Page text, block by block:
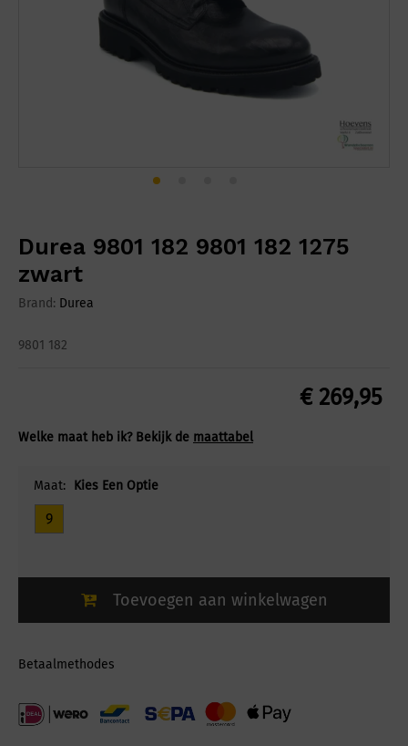
Durea 9801 182 9801 182 1275
zwart
Brand: Durea
9801 182
€269,95
Welke maat heb ik? Bekijk de maattabel
Maat: Kies Een Optie
9
Toevoegen aan winkelwagen
Betaalmethodes